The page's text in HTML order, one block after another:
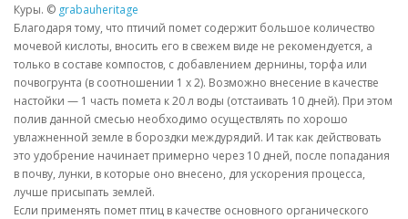
Куры. © grabauheritage
Благодаря тому, что птичий помет содержит большое количество
мочевой кислоты, вносить его в свежем виде не рекомендуется, а
только в составе компостов, с добавлением дернины, торфа или
почвогрунта (в соотношении 1 х 2). Возможно внесение в качестве
настойки — 1 часть помета к 20 л воды (отстаивать 10 дней). При этом
полив данной смесью необходимо осуществлять по хорошо
увлажненной земле в бороздки междурядий. И так как действовать
это удобрение начинает примерно через 10 дней, после попадания
в почву, лунки, в которые оно внесено, для ускорения процесса,
лучше присыпать землей.
Если применять помет птиц в качестве основного органического